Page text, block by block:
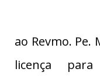
ao Revmo. Pe.
licença